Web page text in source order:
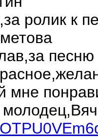
ролик к
песню
мне